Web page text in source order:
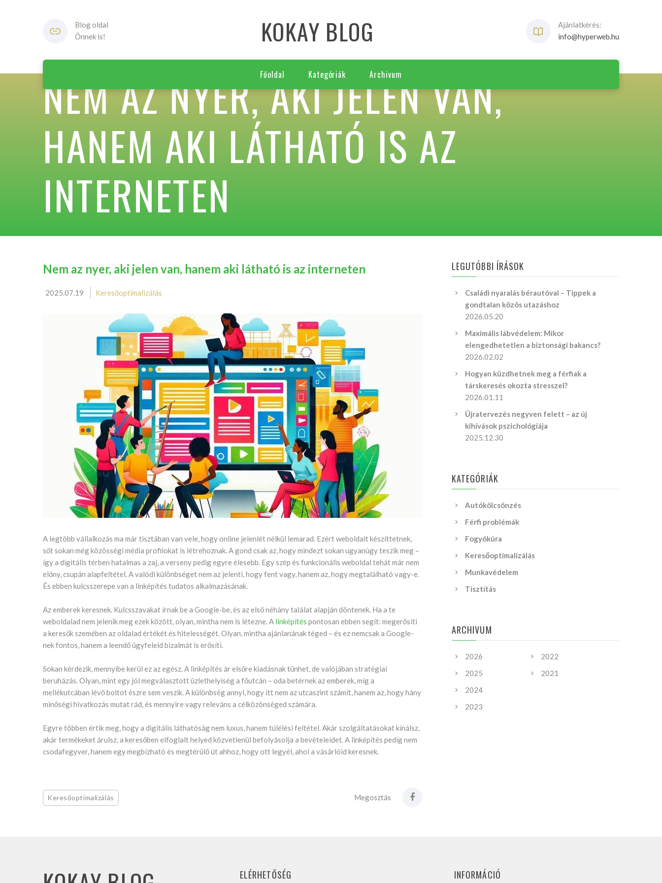
Blog oldal
Önnek is!
KOKAY BLOG
Ajánlatkérés:
info@hyperweb.hu
Főoldal Kategóriák Archivum
NEM AZ NYER, AKI JELEN VAN,
HANEM AKI LÁTHATÓ IS AZ
INTERNETEN
Nem az nyer, aki jelen van, hanem aki látható is az interneten
2025.07.19 Keresőoptimalizálás
A legtöbb vállalkozás ma már tisztában van vele, hogy online jelenlét nélkül lemarad. Ezért weboldalt készíttetnek,
sőt sokan még közösségi média profilokat is létrehoznak. A gond csak az, hogy mindezt sokan ugyanúgy teszik meg –
így a digitális térben hatalmas a zaj, a verseny pedig egyre élesebb. Egy szép és funkcionális weboldal tehát már nem
előny, csupán alapfeltétel. A valódi különbséget nem az jelenti, hogy fent vagy, hanem az, hogy megtalálható vagy-e.
És ebben kulcsszerepe van a linképítés tudatos alkalmazásának.
Az emberek keresnek. Kulcsszavakat írnak be a Google-be, és az első néhány találat alapján döntenek. Ha a te
weboldalad nem jelenik meg ezek között, olyan, mintha nem is létezne. A linképítés pontosan ebben segít: megerősíti
a keresők szemében az oldalad értékét és hitelességét. Olyan, mintha ajánlanának téged – és ez nemcsak a Google-
nek fontos, hanem a leendő ügyfeleid bizalmát is erősíti.
Sokan kérdezik, mennyibe kerül ez az egész. A linképítés ár elsőre kiadásnak tűnhet, de valójában stratégiai
beruházás. Olyan, mint egy jól megválasztott üzlethelyiség a főutcán – oda betérnek az emberek, míg a
mellékutcában lévő boltot észre sem veszik. A különbség annyi, hogy itt nem az utcaszint számít, hanem az, hogy hány
minőségi hivatkozás mutat rád, és mennyire vagy releváns a célközönséged számára.
Egyre többen értik meg, hogy a digitális láthatóság nem luxus, hanem túlélési feltétel. Akár szolgáltatásokat kínálsz,
akár termékeket árulsz, a keresőben elfoglalt helyed közvetlenül befolyásolja a bevételeidet. A linképítés pedig nem
csodafegyver, hanem egy megbízható és megtérülő út ahhoz, hogy ott legyél, ahol a vásárlóid keresnek.
Keresőoptimalizálás Megosztás
LEGUTÓBBI ÍRÁSOK
Családi nyaralás bérautóval – Tippek a
gondtalan közös utazáshoz
2026.05.20
Maximális lábvédelem: Mikor
elengedhetetlen a biztonsági bakancs?
2026.02.02
Hogyan küzdhetnek meg a férfiak a
társkeresés okozta stresszel?
2026.01.11
Újratervezés negyven felett – az új
kihívások pszichológiája
2025.12.30
KATEGÓRIÁK
Autókölcsönzés
Férfi problémák
Fogyókúra
Keresőoptimalizálás
Munkavédelem
Tisztítás
ARCHIVUM
2026
2025
2024
2023
2022
2021
INFORMÁCIÓ
ELÉRHETŐSÉG